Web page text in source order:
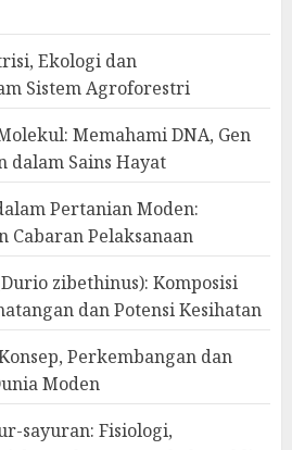
Ekologi dan
Sistem Agroforestri
Memahami DNA, Gen
dalam Sains Hayat
Pertanian Moden:
Cabaran Pelaksanaan
zibethinus): Komposisi
dan Potensi Kesihatan
Perkembangan dan
Moden
sayuran: Fisiologi,